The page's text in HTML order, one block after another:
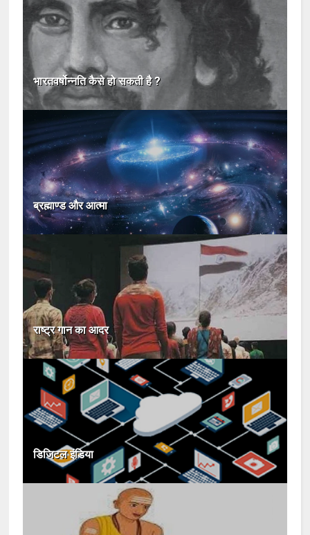
भारतवर्षोन्नति कैसे हो सकती है ?
ब्रह्माण्ड और आत्मा
राष्ट्र गान का आदर
डिजिटल इंडिया